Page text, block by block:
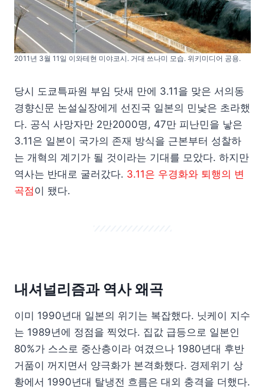
2011년 3월 11일 이와테현 미야코시. 거대 쓰나미 모습. 위키미디어 공용.
당시 도쿄특파원 부임 닷새 만에 3.11을 맞은 서의동
경향신문 논설실장에게 선진국 일본의 민낯은 초라했
다. 공식 사망자만 2만2000명, 47만 피난민을 낳은
3.11은 일본이 국가의 존재 방식을 근본부터 성찰하
는 개혁의 계기가 될 것이라는 기대를 모았다. 하지만
역사는 반대로 굴러갔다. 3.11은 우경화와 퇴행의 변
곡점이 됐다.
내셔널리즘과 역사 왜곡
이미 1990년대 일본의 위기는 복잡했다. 닛케이 지수
는 1989년에 정점을 찍었다. 집값 급등으로 일본인
80%가 스스로 중산층이라 여겼으나 1980년대 후반
거품이 꺼지면서 양극화가 본격화했다. 경제위기 상
황에서 1990년대 탈냉전 흐름은 대외 충격을 더했다.